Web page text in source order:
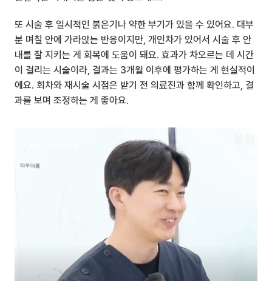
또 시술 후 일시적인 붉은기나 약한 부기가 있을 수 있어요. 대부
분 며칠 안에 가라앉는 반응이지만, 개인차가 있어서 시술 후 안
내를 잘 지키는 게 회복에 도움이 돼요. 효과가 차오르는 데 시간
이 걸리는 시술이라, 결과는 3개월 이후에 평가하는 게 현실적이
에요. 회차와 재시술 시점은 받기 전 의료진과 함께 확인하고, 결
과를 보며 조정하는 게 좋아요.